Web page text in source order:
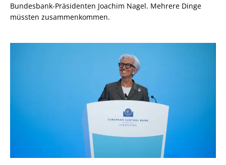
Bundesbank-Präsidenten Joachim Nagel. Mehrere Dinge
müssten zusammenkommen.